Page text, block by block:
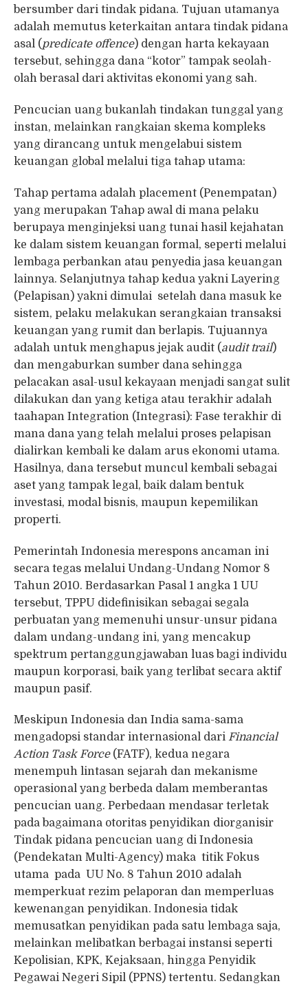
bersumber dari tindak pidana. Tujuan utamanya
adalah memutus keterkaitan antara tindak pidana
asal (predicate offence) dengan harta kekayaan
tersebut, sehingga dana “kotor” tampak seolah-
olah berasal dari aktivitas ekonomi yang sah.
Pencucian uang bukanlah tindakan tunggal yang
instan, melainkan rangkaian skema kompleks
yang dirancang untuk mengelabui sistem
keuangan global melalui tiga tahap utama:
Tahap pertama adalah placement (Penempatan)
yang merupakan Tahap awal di mana pelaku
berupaya menginjeksi uang tunai hasil kejahatan
ke dalam sistem keuangan formal, seperti melalui
lembaga perbankan atau penyedia jasa keuangan
lainnya. Selanjutnya tahap kedua yakni Layering
(Pelapisan) yakni dimulai setelah dana masuk ke
sistem, pelaku melakukan serangkaian transaksi
keuangan yang rumit dan berlapis. Tujuannya
adalah untuk menghapus jejak audit (audit trail)
dan mengaburkan sumber dana sehingga
pelacakan asal-usul kekayaan menjadi sangat sulit
dilakukan dan yang ketiga atau terakhir adalah
taahapan Integration (Integrasi): Fase terakhir di
mana dana yang telah melalui proses pelapisan
dialirkan kembali ke dalam arus ekonomi utama.
Hasilnya, dana tersebut muncul kembali sebagai
aset yang tampak legal, baik dalam bentuk
investasi, modal bisnis, maupun kepemilikan
properti.
Pemerintah Indonesia merespons ancaman ini
secara tegas melalui Undang-Undang Nomor 8
Tahun 2010. Berdasarkan Pasal 1 angka 1 UU
tersebut, TPPU didefinisikan sebagai segala
perbuatan yang memenuhi unsur-unsur pidana
dalam undang-undang ini, yang mencakup
spektrum pertanggungjawaban luas bagi individu
maupun korporasi, baik yang terlibat secara aktif
maupun pasif.
Meskipun Indonesia dan India sama-sama
mengadopsi standar internasional dari Financial
Action Task Force(FATF), kedua negara
menempuh lintasan sejarah dan mekanisme
operasional yang berbeda dalam memberantas
pencucian uang. Perbedaan mendasar terletak
pada bagaimana otoritas penyidikan diorganisir
Tindak pidana pencucian uang di Indonesia
(Pendekatan Multi-Agency) maka titik Fokus
utama pada UU No. 8 Tahun 2010 adalah
memperkuat rezim pelaporan dan memperluas
kewenangan penyidikan. Indonesia tidak
memusatkan penyidikan pada satu lembaga saja,
melainkan melibatkan berbagai instansi seperti
Kepolisian, KPK, Kejaksaan, hingga Penyidik
Pegawai Negeri Sipil (PPNS) tertentu. Sedangkan